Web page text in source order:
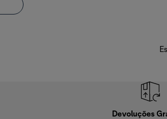
Devoluções